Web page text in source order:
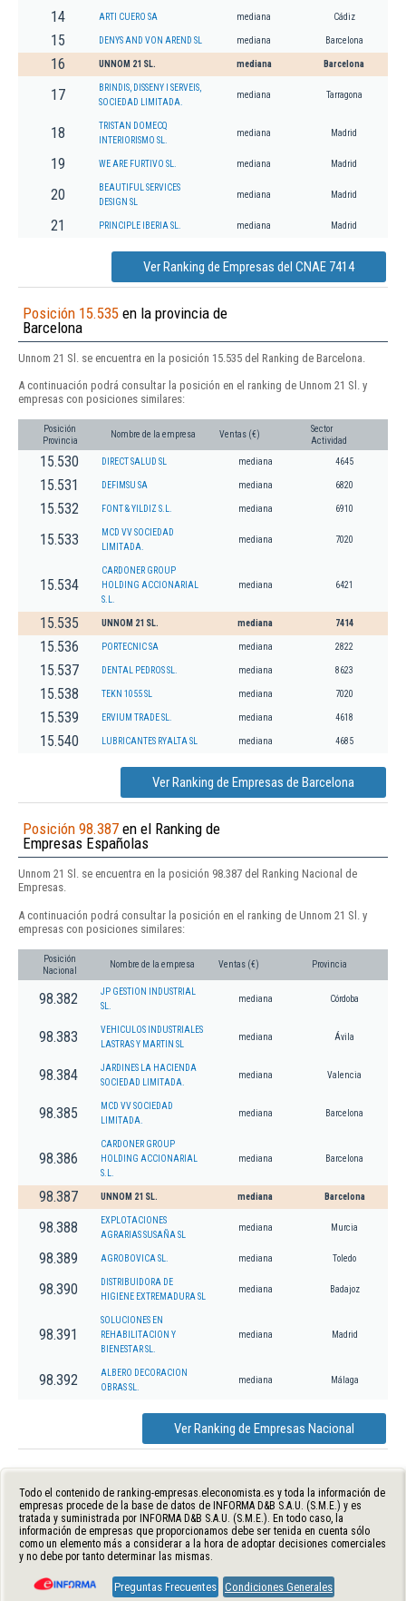
14 ARTI CUERO SA mediana Cádiz
15 DENYS AND VON AREND SL mediana Barcelona
16 UNNOM 21 SL. mediana Barcelona
17
BRINDIS, DISSENY I SERVEIS,
SOCIEDAD LIMITADA.
mediana Tarragona
18
TRISTAN DOMECQ
INTERIORISMO SL.
mediana Madrid
19 WE ARE FURTIVO SL. mediana Madrid
20
BEAUTIFUL SERVICES
DESIGN SL
mediana Madrid
21 PRINCIPLE IBERIA SL. mediana Madrid
Ver Ranking de Empresas del CNAE 7414
Posición 15.535 en la provincia de
Barcelona
Unnom 21 Sl. se encuentra en la posición 15.535 del Ranking de Barcelona.
A continuación podrá consultar la posición en el ranking de Unnom 21 Sl. y
empresas con posiciones similares:
Posición
Provincia
Nombre de la empresa Ventas (€)
Sector
Actividad
15.530 DIRECT SALUD SL mediana 4645
15.531 DEFIMSU SA mediana 6820
15.532 FONT & YILDIZ S.L. mediana 6910
15.533
MCD VV SOCIEDAD
LIMITADA.
mediana 7020
15.534
CARDONER GROUP
HOLDING ACCIONARIAL
S.L.
mediana 6421
15.535 UNNOM 21 SL. mediana 7414
15.536 PORTECNIC SA mediana 2822
15.537 DENTAL PEDROS SL. mediana 8623
15.538 TEKN 1055 SL mediana 7020
15.539 ERVIUM TRADE SL. mediana 4618
15.540 LUBRICANTES RYALTA SL mediana 4685
Ver Ranking de Empresas de Barcelona
Posición 98.387 en el Ranking de
Empresas Españolas
Unnom 21 Sl. se encuentra en la posición 98.387 del Ranking Nacional de
Empresas.
A continuación podrá consultar la posición en el ranking de Unnom 21 Sl. y
empresas con posiciones similares:
Posición
Nacional
Nombre de la empresa Ventas (€) Provincia
98.382
JP GESTION INDUSTRIAL
SL.
mediana Córdoba
98.383
VEHICULOS INDUSTRIALES
LASTRAS Y MARTIN SL
mediana Ávila
98.384
JARDINES LA HACIENDA
SOCIEDAD LIMITADA.
mediana Valencia
98.385
MCD VV SOCIEDAD
LIMITADA.
mediana Barcelona
98.386
CARDONER GROUP
HOLDING ACCIONARIAL
S.L.
mediana Barcelona
98.387 UNNOM 21 SL. mediana Barcelona
98.388
EXPLOTACIONES
AGRARIAS SUSAÑA SL
mediana Murcia
98.389 AGROBOVICA SL. mediana Toledo
98.390
DISTRIBUIDORA DE
HIGIENE EXTREMADURA SL
mediana Badajoz
98.391
SOLUCIONES EN
REHABILITACION Y
BIENESTAR SL.
mediana Madrid
98.392
ALBERO DECORACION
OBRAS SL.
mediana Málaga
Ver Ranking de Empresas Nacional
Todo el contenido de ranking-empresas.eleconomista.es y toda la información de
empresas procede de la base de datos de INFORMA D&B S.A.U. (S.M.E.) y es
tratada y suministrada por INFORMA D&B S.A.U. (S.M.E.). En todo caso, la
información de empresas que proporcionamos debe ser tenida en cuenta sólo
como un elemento más a considerar a la hora de adoptar decisiones comerciales
y no debe por tanto determinar las mismas.
Preguntas Frecuentes Condiciones Generales